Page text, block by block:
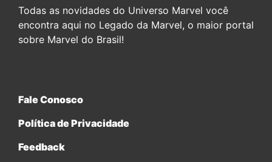
Todas as novidades do Universo Marvel você
encontra aqui no Legado da Marvel, o maior portal
sobre Marvel do Brasil!
Fale Conosco
Política de Privacidade
Feedback